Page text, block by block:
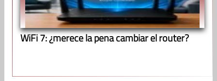
WiFi 7: ¿merece la pena cambiar el router?